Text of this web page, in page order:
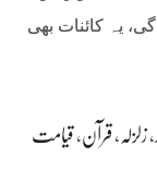
یہ کائنات بھی
،زلزلہ ، قرآن، قیامت